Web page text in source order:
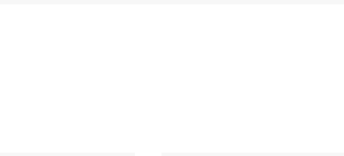
レッスンの目標を決めていきます。